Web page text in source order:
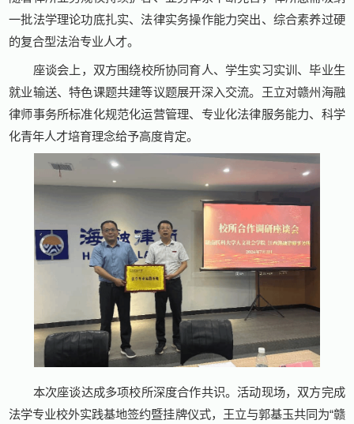
一批法学理论功底扎实、法律实务操作能力突出、综合素养过硬
的复合型法治专业人才。
座谈会上，双方围绕校所协同育人、学生实习实训、毕业生
就业输送、特色课题共建等议题展开深入交流。王立对赣州海融
律师事务所标准化规范化运营管理、专业化法律服务能力、科学
化青年人才培育理念给予高度肯定。
本次座谈达成多项校所深度合作共识。活动现场，双方完成
法学专业校外实践基地签约暨挂牌仪式，王立与郭基玉共同为“赣